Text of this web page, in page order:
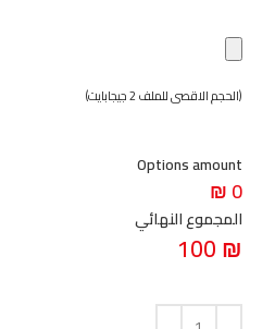
(الحجم الاقصى للملف 2 جيجابايت)
Options amount
0 ₪
المجموع النهائي
100₪